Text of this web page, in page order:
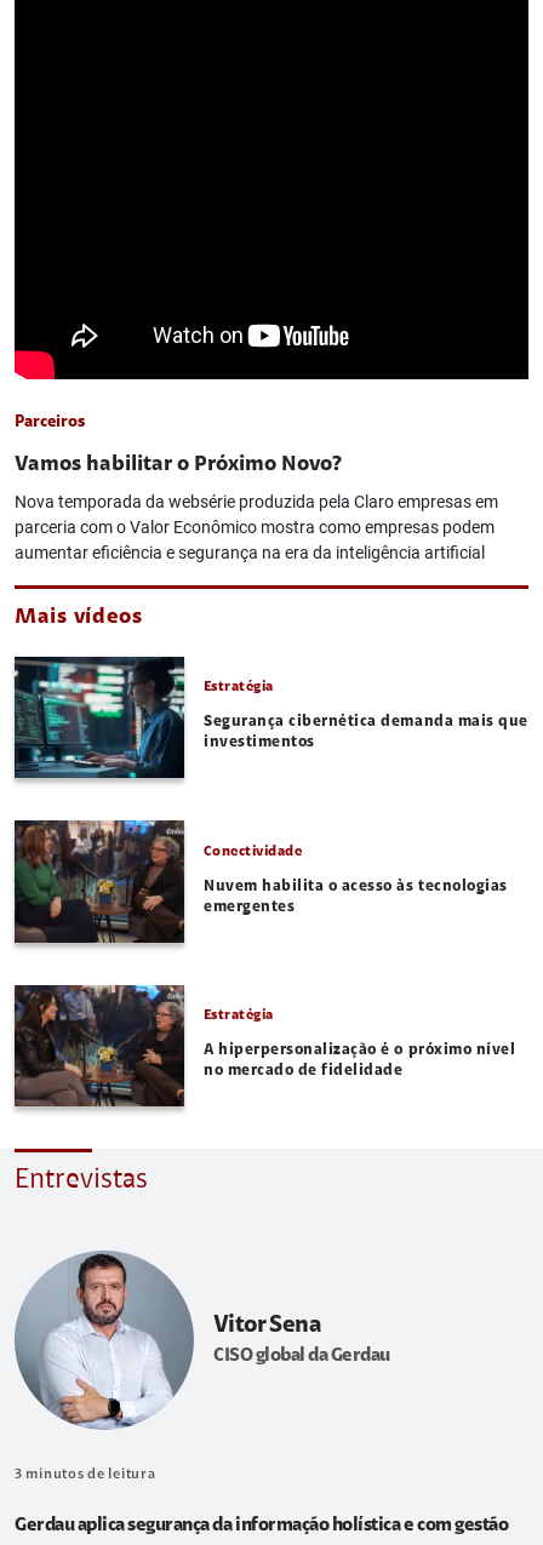
Parceiros
Vamos habilitar o Próximo Novo?
Nova temporada da websérie produzida pela Claro empresas em
parceria com o Valor Econômico mostra como empresas podem
aumentar eficiência e segurança na era da inteligência artificial
Mais vídeos
Estratégia
Segurança cibernética demanda mais que
investimentos
Conectividade
Nuvem habilita o acesso às tecnologias
emergentes
Estratégia
A hiperpersonalização é o próximo nível
no mercado de fidelidade
Entrevistas
Vitor Sena
CISO global da Gerdau
3 minutos de leitura
Gerdau aplica segurança da informação holística e com gestão